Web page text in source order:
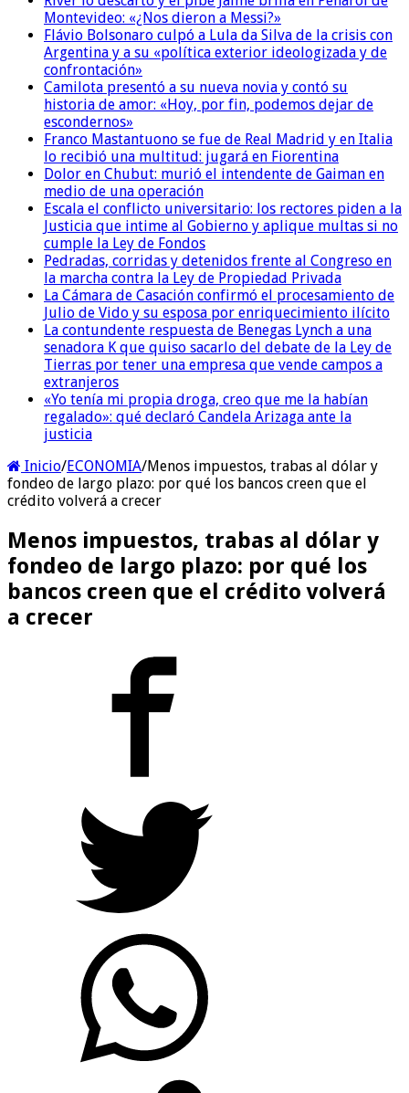
Montevideo: «¿Nos dieron a Messi?»
Flávio Bolsonaro culpó a Lula da Silva de la crisis con
Argentina y a su «política exterior ideologizada y de
confrontación»
Camilota presentó a su nueva novia y contó su
historia de amor: «Hoy, por fin, podemos dejar de
escondernos»
Franco Mastantuono se fue de Real Madrid y en Italia
lo recibió una multitud: jugará en Fiorentina
Dolor en Chubut: murió el intendente de Gaiman en
medio de una operación
Escala el conflicto universitario: los rectores piden a la
Justicia que intime al Gobierno y aplique multas si no
cumple la Ley de Fondos
Pedradas, corridas y detenidos frente al Congreso en
la marcha contra la Ley de Propiedad Privada
La Cámara de Casación confirmó el procesamiento de
Julio de Vido y su esposa por enriquecimiento ilícito
La contundente respuesta de Benegas Lynch a una
senadora K que quiso sacarlo del debate de la Ley de
Tierras por tener una empresa que vende campos a
extranjeros
«Yo tenía mi propia droga, creo que me la habían
regalado»: qué declaró Candela Arizaga ante la
justicia
Inicio/ECONOMIA/Menos impuestos, trabas al dólar y
fondeo de largo plazo: por qué los bancos creen que el
crédito volverá a crecer
Menos impuestos, trabas al dólar y
fondeo de largo plazo: por qué los
bancos creen que el crédito volverá
a crecer